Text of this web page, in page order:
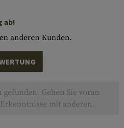
ab!
anderen Kunden.
gefunden. Gehen Sie voran
mit anderen.